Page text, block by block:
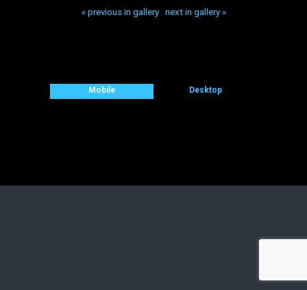
« previous in gallery next in gallery »
Mobile Desktop